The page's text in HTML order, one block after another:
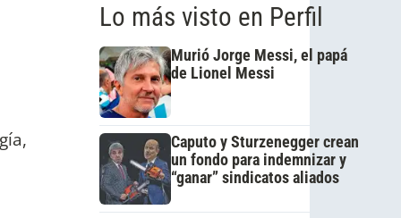
Lo más visto en Perfil
Murió Jorge Messi, el papá
de Lionel Messi
Caputo y Sturzenegger crean
un fondo para indemnizar y
“ganar” sindicatos aliados